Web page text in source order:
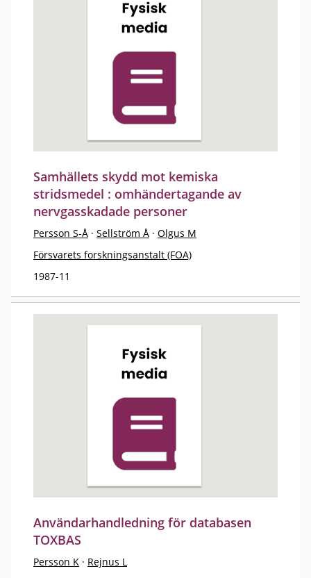
Samhällets skydd mot kemiska
stridsmedel : omhändertagande av
nervgasskadade personer
Persson S-Å · Sellström Å · Olgus M
Försvarets forskningsanstalt (FOA)
1987-11
Användarhandledning för databasen
TOXBAS
Persson K · Rejnus L